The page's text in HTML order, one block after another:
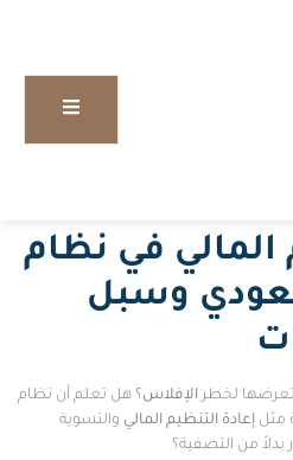
المالي في نظام
وسبل
لخطر الإفلاس ؟ هل تعلم أن نظام
مثل إعادة التنظيم المالي والتسوية
بدلاً من التصفية؟